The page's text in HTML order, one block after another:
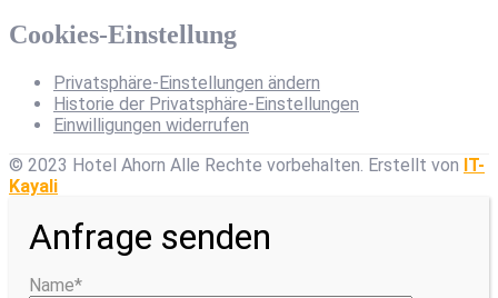
Cookies-Einstellung
Privatsphäre-Einstellungen ändern
Historie der Privatsphäre-Einstellungen
Einwilligungen widerrufen
© 2023 Hotel Ahorn Alle Rechte vorbehalten. Erstellt von IT-
Kayali
Anfrage senden
Name*